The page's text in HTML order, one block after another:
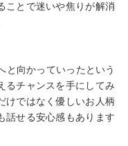
ことで迷いや焦りが解消
と向かっていったという
るチャンスを手にしてみ
けではなく優しいお人柄
話せる安心感もあります